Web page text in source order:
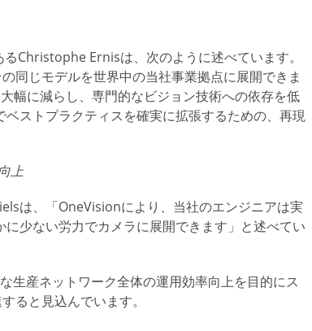
Ernisは、次のように述べています。
同じモデルを世界中の当社事業拠点に展開できま
幅に減らし、専門的なビジョン技術への依存を低
ストプラクティスを確実に拡張するための、再現
上
は、「OneVisionにより、当社のエンジニアは実
少ない労力でカメラに展開できます」と述べてい
生産ネットワーク全体の運用効率向上を目的にス
ると見込んでいます。